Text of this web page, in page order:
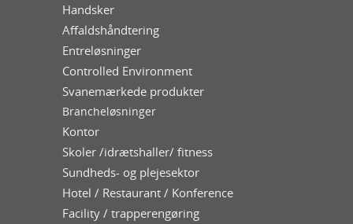
Handsker
Affaldshåndtering
Entreløsninger
Controlled Environment
Svanemærkede produkter
Brancheløsninger
Kontor
Skoler /idrætshaller/ fitness
Sundheds- og plejesektor
Hotel / Restaurant / Konference
Facility / trapperengøring